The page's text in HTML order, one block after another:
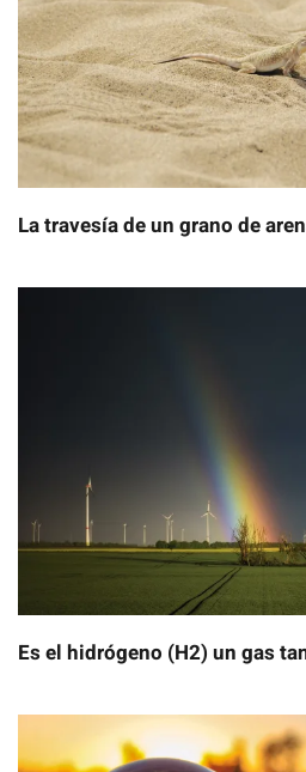
La travesía de un grano de
Es el hidrógeno (H2) un gas